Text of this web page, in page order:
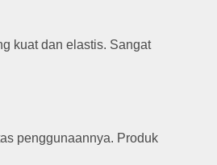
kuat dan elastis. Sangat
penggunaannya. Produk